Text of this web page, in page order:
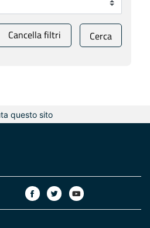
Cancella filtri Cerca
questo sito